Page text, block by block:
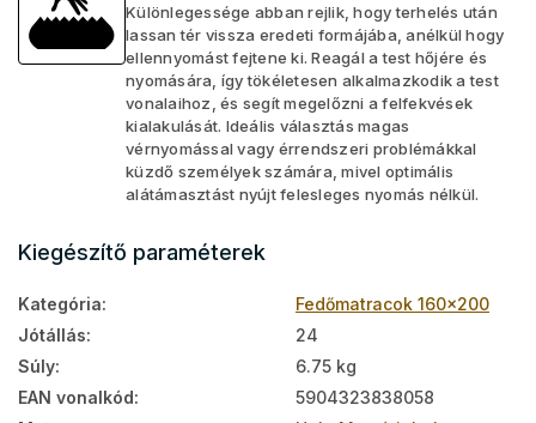
Különlegessége abban rejlik, hogy terhelés után
lassan tér vissza eredeti formájába, anélkül hogy
ellennyomást fejtene ki. Reagál a test hőjére és
nyomására, így tökéletesen alkalmazkodik a test
vonalaihoz, és segít megelőzni a felfekvések
kialakulását. Ideális választás magas
vérnyomással vagy érrendszeri problémákkal
küzdő személyek számára, mivel optimális
alátámasztást nyújt felesleges nyomás nélkül.
Kiegészítő paraméterek
Kategória:
Fedőmatracok 160x200
Jótállás:
24
Súly:
6.75 kg
EAN vonalkód:
5904323838058